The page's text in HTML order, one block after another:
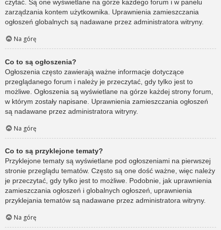
czytać. Są one wyświetlane na górze każdego forum i w panelu
zarządzania kontem użytkownika. Uprawnienia zamieszczania
ogłoszeń globalnych są nadawane przez administratora witryny.
Na górę
Co to są ogłoszenia?
Ogłoszenia często zawierają ważne informacje dotyczące
przeglądanego forum i należy je przeczytać, gdy tylko jest to
możliwe. Ogłoszenia są wyświetlane na górze każdej strony forum,
w którym zostały napisane. Uprawnienia zamieszczania ogłoszeń
są nadawane przez administratora witryny.
Na górę
Co to są przyklejone tematy?
Przyklejone tematy są wyświetlane pod ogłoszeniami na pierwszej
stronie przeglądu tematów. Często są one dość ważne, więc należy
je przeczytać, gdy tylko jest to możliwe. Podobnie, jak uprawnienia
zamieszczania ogłoszeń i globalnych ogłoszeń, uprawnienia
przyklejania tematów są nadawane przez administratora witryny.
Na górę